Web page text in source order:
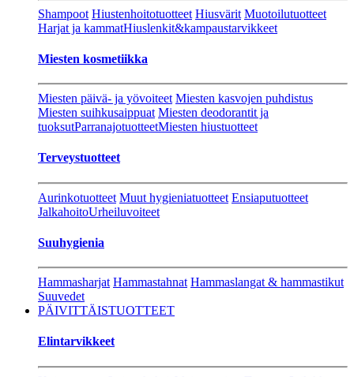
Shampoot Hiustenhoitotuotteet Hiusvärit Muotoilutuotteet
Harjat ja kammatHiuslenkit&kampaustarvikkeet
Miesten kosmetiikka
Miesten päivä- ja yövoiteet Miesten kasvojen puhdistus
Miesten suihkusaippuat Miesten deodorantit ja
tuoksutParranajotuotteetMiesten hiustuotteet
Terveystuotteet
Aurinkotuotteet Muut hygieniatuotteet Ensiaputuotteet
JalkahoitoUrheiluvoiteet
Suuhygienia
Hammasharjat Hammastahnat Hammaslangat & hammastikut
Suuvedet
PÄIVITTÄISTUOTTEET
Elintarvikkeet